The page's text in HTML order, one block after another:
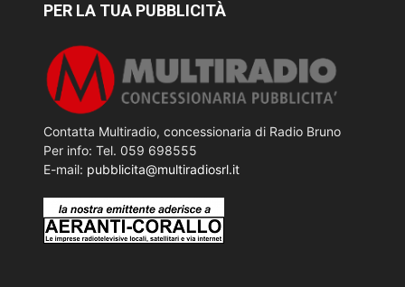
PER LA TUA PUBBLICITÀ
Contatta Multiradio, concessionaria di Radio Bruno
Per info: Tel. 059 698555
E-mail: pubblicita@multiradiosrl.it